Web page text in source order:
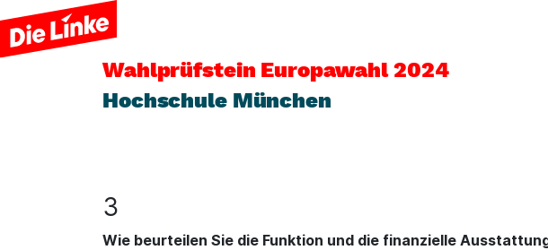
Wahlprüfstein Europawahl 2024
Hochschule München
3
Wie beurteilen Sie die Funktion und die finanzielle